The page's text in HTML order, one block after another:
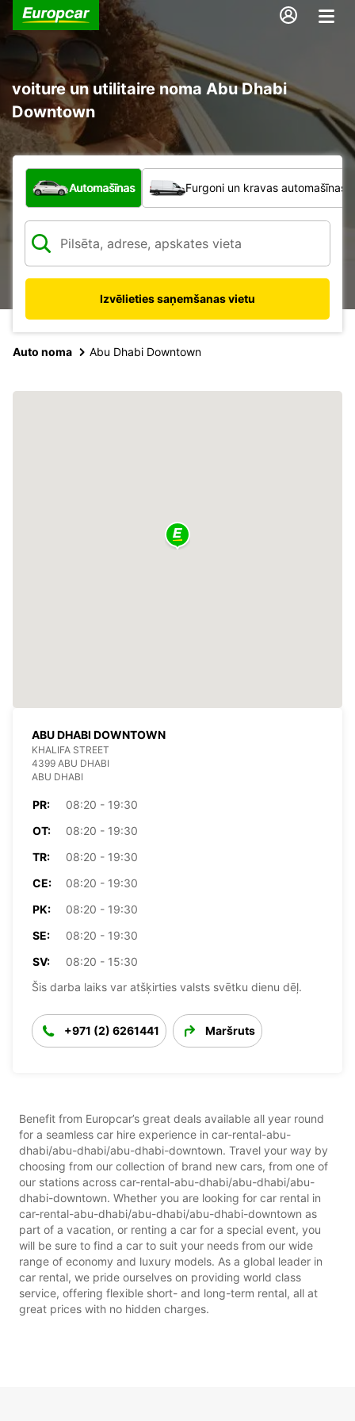
voiture un utilitaire noma Abu Dhabi
Downtown
Kāda veida transportlīdzeklis?
Automašīnas Furgoni un kravas automašīnas
Izvēlieties saņemšanas vietu
Auto noma Abu Dhabi Downtown
ABU DHABI DOWNTOWN
KHALIFA STREET
4399 ABU DHABI
ABU DHABI
PR:
08:20 - 19:30
OT:
08:20 - 19:30
TR:
08:20 - 19:30
CE:
08:20 - 19:30
PK:
08:20 - 19:30
SE:
08:20 - 19:30
SV:
08:20 - 15:30
Šis darba laiks var atšķirties valsts svētku dienu dēļ.
+971 (2) 6261441 Maršruts
Benefit from Europcar’s great deals available all year round
for a seamless car hire experience in car-rental-abu-
dhabi/abu-dhabi/abu-dhabi-downtown. Travel your way by
choosing from our collection of brand new cars, from one of
our stations across car-rental-abu-dhabi/abu-dhabi/abu-
dhabi-downtown. Whether you are looking for car rental in
car-rental-abu-dhabi/abu-dhabi/abu-dhabi-downtown as
part of a vacation, or renting a car for a special event, you
will be sure to find a car to suit your needs from our wide
range of economy and luxury models. As a global leader in
car rental, we pride ourselves on providing world class
service, offering flexible short- and long-term rental, all at
great prices with no hidden charges.